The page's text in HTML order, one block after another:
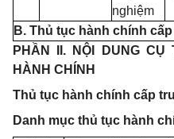
nghiệm
B. Thủ tục hành chính
PHẦN II. NỘI DUNG
HÀNH CHÍNH
Thủ tục hành chính cấp
Danh mục thủ tục hành